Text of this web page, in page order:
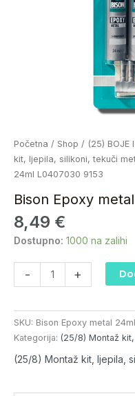
Početna / Shop / (25) BOJE
kit, ljepila, silikoni, tekuči
24ml L0407030 9153
Bison Epoxy
8,49 €
Dostupno: 1000 na zalihi
-
Bison
Epoxy
metal
L0407030
9153
količina
+
SKU: Bison Epoxy metal
Kategorija: (25/8) Montaž
(25/8) Montaž kit, ljepila,